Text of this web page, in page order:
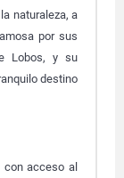
naturaleza, a
por sus
Lobos, y su
destino
con acceso al